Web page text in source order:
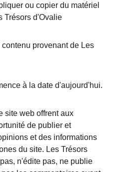
ou copier du matériel
Trésors d'Ovalie
provenant de Les
à la date d'aujourd'hui.
site web offrent aux
de publier et
et des informations
du site. Les Trésors
n'édite pas, ne publie